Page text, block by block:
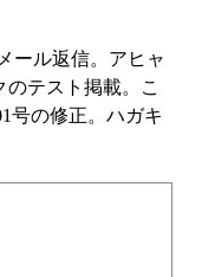
ール返信。アヒャ
のテスト掲載。こ
号の修正。ハガキ